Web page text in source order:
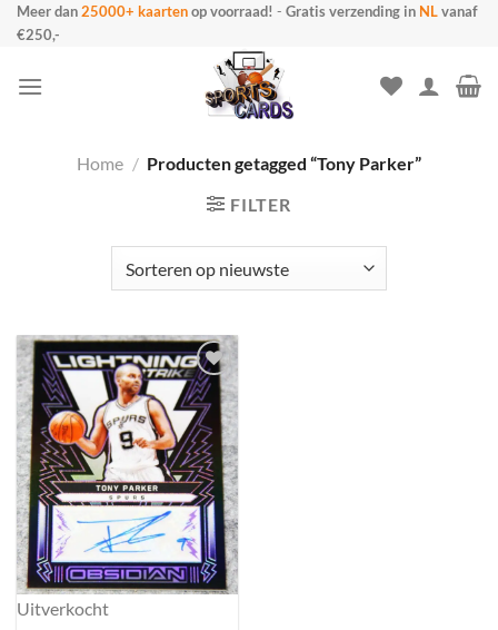
Ga
naar
Meer dan25000+ kaartenop voorraad! - Gratis verzending in NLvanaf
€250,-
Home / Producten getagged “Tony Parker”
FILTER
Uitverkocht